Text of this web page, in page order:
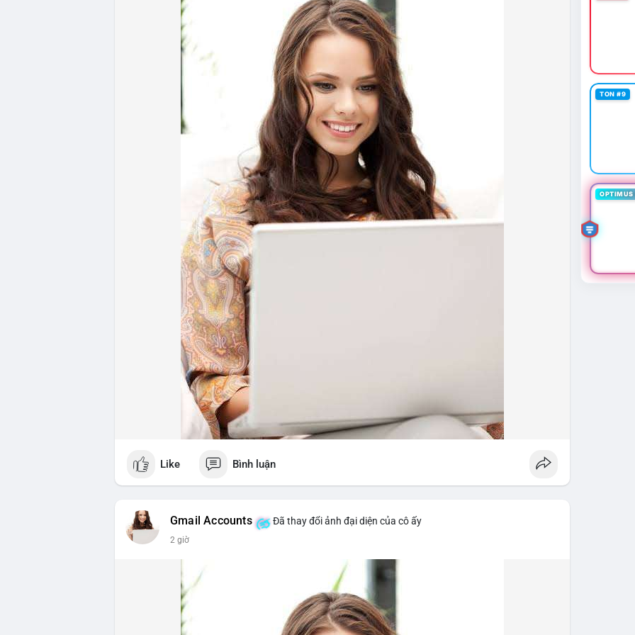
- Quy định & Pháp lý: Brazil công bố quy định mới có hiệu lực từ 1/1/2027, yêu cầu tạm dừng
24h đối với các giao dịch crypto trên 10.000 USD chuyển sang nhà cung cấp nước ngoài
hoặc ví tự quản. Fork BIP-110 của Bitcoin khai thác thành công 2 block rồi dừng do thiếu
hashpower, khoảng cách giữa các block kéo dài nhiều giờ.
Lời khuyên từ chuyên gia: Thị trường đang trong giai đoạn tích lũy với tâm lý sợ hãi chiếm
ưu thế. Nhà đầu tư nên tránh FOMO, tập trung quản trị rủi ro và chờ đợi tín hiệu rõ ràng hơn
từ dòng vốn ETF (tuần tốt nhất kể từ tháng 4 với 1 tỷ USD) trước khi gia tăng vị thế.
Xem chi tiết các bài viết đầy đủ tại dòng thời gian của Vlike.vn!
#feargreedindex #bip110fork #brazilcryptoregulation
Like Bình luận
Gmail Accounts Đã thay đổi ảnh đại diện của cô ấy
2 giờ
TON #9
OPTIMUS